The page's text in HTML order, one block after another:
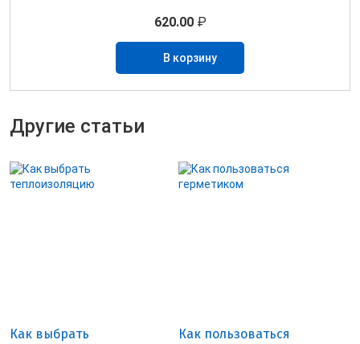
620.00₽
В корзину
Другие статьи
Как выбрать
Как пользоваться